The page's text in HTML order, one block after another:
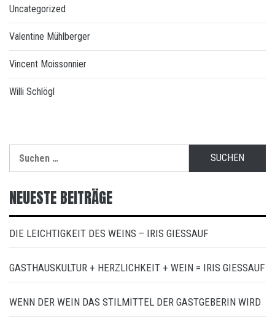
Uncategorized
Valentine Mühlberger
Vincent Moissonnier
Willi Schlögl
nach:
NEUESTE BEITRÄGE
DIE LEICHTIGKEIT DES WEINS – IRIS GIESSAUF
GASTHAUSKULTUR + HERZLICHKEIT + WEIN = IRIS GIESSAUF
WENN DER WEIN DAS STILMITTEL DER GASTGEBERIN WIRD